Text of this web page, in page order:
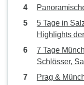
5 Tage in
Highlights
7 Tage
Schlösser,
Prag &